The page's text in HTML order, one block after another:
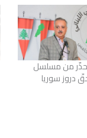
من مسلسل
دروز سوريا